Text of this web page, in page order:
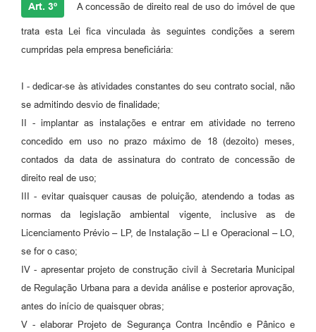
Art. 3º A concessão de direito real de uso do imóvel de que
trata esta Lei fica vinculada às seguintes condições a serem
cumpridas pela empresa beneficiária:
I - dedicar-se às atividades constantes do seu contrato social, não
se admitindo desvio de finalidade;
II - implantar as instalações e entrar em atividade no terreno
concedido em uso no prazo máximo de 18 (dezoito) meses,
contados da data de assinatura do contrato de concessão de
direito real de uso;
III - evitar quaisquer causas de poluição, atendendo a todas as
normas da legislação ambiental vigente, inclusive as de
Licenciamento Prévio – LP, de Instalação – LI e Operacional – LO,
se for o caso;
IV - apresentar projeto de construção civil à Secretaria Municipal
de Regulação Urbana para a devida análise e posterior aprovação,
antes do início de quaisquer obras;
V - elaborar Projeto de Segurança Contra Incêndio e Pânico e